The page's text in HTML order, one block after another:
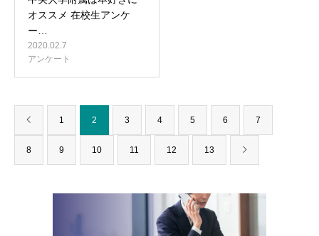
オススメ 在校生アンケ
ー…
2020.02.7
アンケート
1 2 3 4 5 6 7
8 9 10 11 12 13